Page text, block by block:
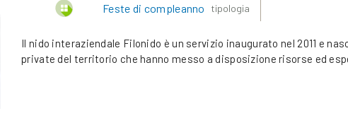
Feste di compleanno tipologia
Il nido interaziendale Filonido è un servizio inaugurato nel 2011 e
private del territorio che hanno messo a disposizione risorse ed